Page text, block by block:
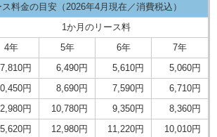
料金の目安（2026年4月現在／消費税込）
1か月のリース料
4年
5年 6年
7年
7,810円 6,490円 5,610円
5,060円
円 8,690円 7,590円
6,710円
円 10,780円 9,350円
8,360円
円 12,980円 11,220円 10,010円